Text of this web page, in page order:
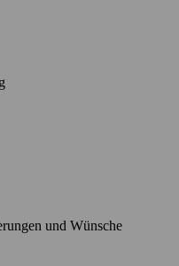
und Wünsche